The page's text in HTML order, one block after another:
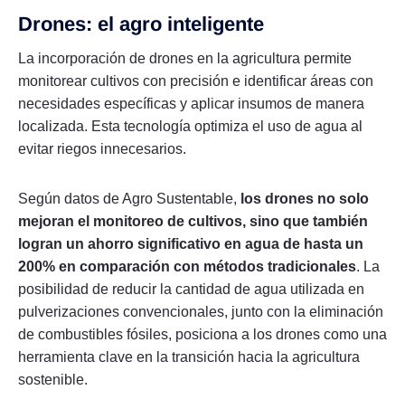
Drones: el agro inteligente
La incorporación de drones en la agricultura permite
monitorear cultivos con precisión e identificar áreas con
necesidades específicas y aplicar insumos de manera
localizada. Esta tecnología optimiza el uso de agua al
evitar riegos innecesarios.
Según datos de Agro Sustentable, los drones no solo
mejoran el monitoreo de cultivos, sino que también
logran un ahorro significativo en agua de hasta un
200% en comparación con métodos tradicionales. La
posibilidad de reducir la cantidad de agua utilizada en
pulverizaciones convencionales, junto con la eliminación
de combustibles fósiles, posiciona a los drones como una
herramienta clave en la transición hacia la agricultura
sostenible.